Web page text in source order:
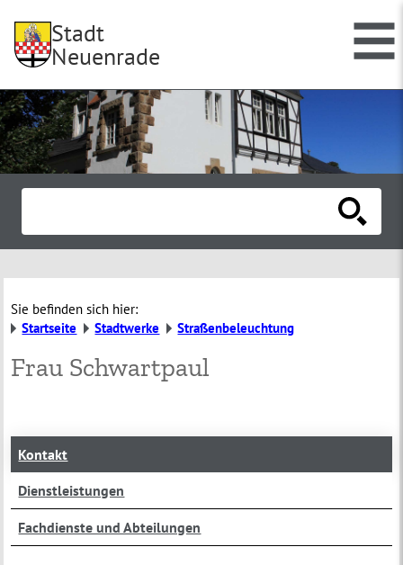
Stadt
Neuenrade
Sie befinden sich hier:
Startseite
Stadtwerke Straßenbeleuchtung
Frau Schwartpaul
Kontakt
Dienstleistungen
Fachdienste und Abteilungen